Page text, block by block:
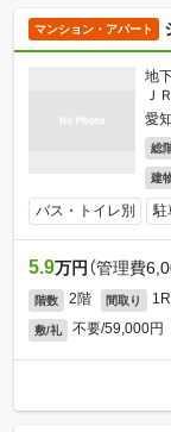
マンション・アパート
地
Ｊ
愛
総
建
バス・トイレ別 駐
5.9万円 （管理費
階数 2階 間取り 1R
敷/礼 不要/59,000円